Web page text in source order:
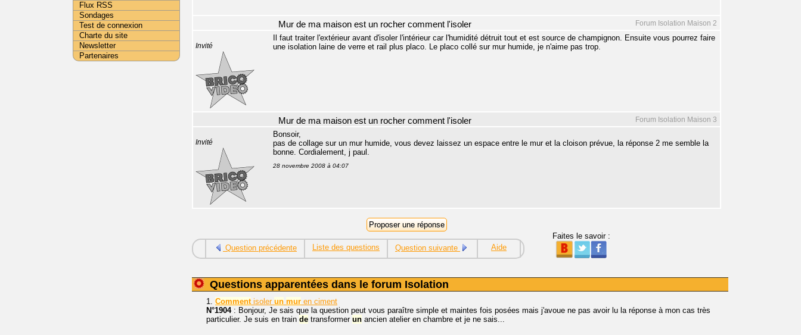
Forum Isolation Maison 2
Mur de ma maison est un rocher comment l'isoler
Invité
Il faut traiter l'extérieur avant d'isoler l'intérieur car l'humidité détruit tout et est source de champignon. Ensuite vous pourrez faire
une isolation laine de verre et rail plus placo. Le placo collé sur mur humide, je n'aime pas trop.
Forum Isolation Maison 3
Mur de ma maison est un rocher comment l'isoler
Invité
Bonsoir,
pas de collage sur un mur humide, vous devez laissez un espace entre le mur et la cloison prévue, la réponse 2 me semble la
bonne. Cordialement, j paul.
28 novembre 2008 à 04:07
Question précédente Liste des questions Question suivante Aide
Faites le savoir :
Questions apparentées dans le forum Isolation
1. Commentisoler un mur en ciment
N°1904: Bonjour, Je sais que la question peut vous paraître simple et maintes fois posées mais j'avoue ne pas avoir lu la réponse à mon cas très
particulier. Je suis en train de transformer un ancien atelier en chambre et je ne sais...
Flux RSS
Sondages
Test de connexion
Charte du site
Newsletter
Partenaires